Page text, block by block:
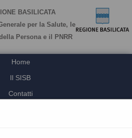
BASILICATA
per la Salute, le
Persona e il PNRR
Home
Il SISB
Contatti